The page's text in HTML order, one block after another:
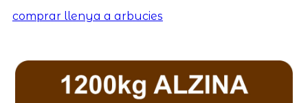
comprar llenya a arbucies